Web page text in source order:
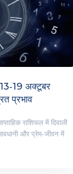
13‑19 अक्टूबर
प्रभाव
राशिफल में दिवाली
और प्रेम‑जीवन में